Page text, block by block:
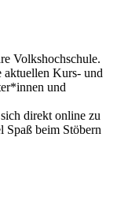
Volkshochschule.
aktuellen Kurs- und
und
direkt online zu
Spaß beim Stöbern